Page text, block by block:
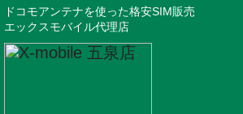
ドコモアンテナを使った格安SIM販売
エックスモバイル代理店